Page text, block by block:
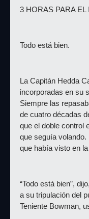
3 HORAS PARA EL
Todo está bien.
La Capitán Hedda
incorporadas en su
Siempre las
de cuatro décadas
que el doble control
que seguía
que había visto en
“Todo está bien”,
a su tripulación del
Teniente Bowman,